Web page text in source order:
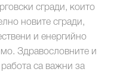
сгради, които
новите сгради,
и енергийно
Здравословните и
са важни за